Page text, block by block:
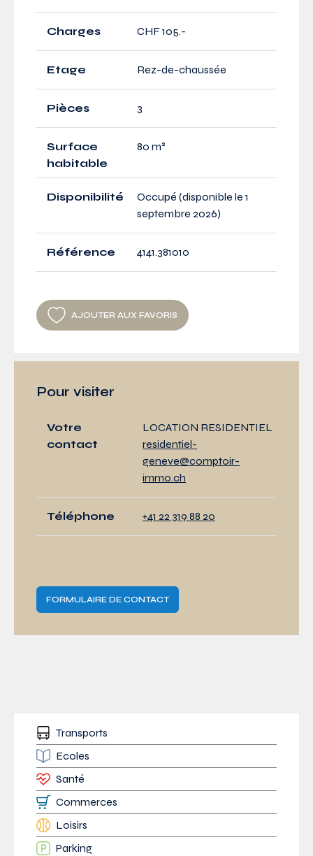
Charges CHF 105.-
Etage Rez-de-chaussée
Pièces 3
Surface
habitable
80 m²
Disponibilité
Occupé (disponible le 1
septembre 2026)
Référence 4141.381010
AJOUTER AUX FAVORIS
Pour visiter
Votre
contact
LOCATION RESIDENTIEL
residentiel-
geneve@comptoir-
immo.ch
Téléphone +41 22 319 88 20
FORMULAIRE DE CONTACT
Transports
Ecoles
Santé
Commerces
Loisirs
Parking